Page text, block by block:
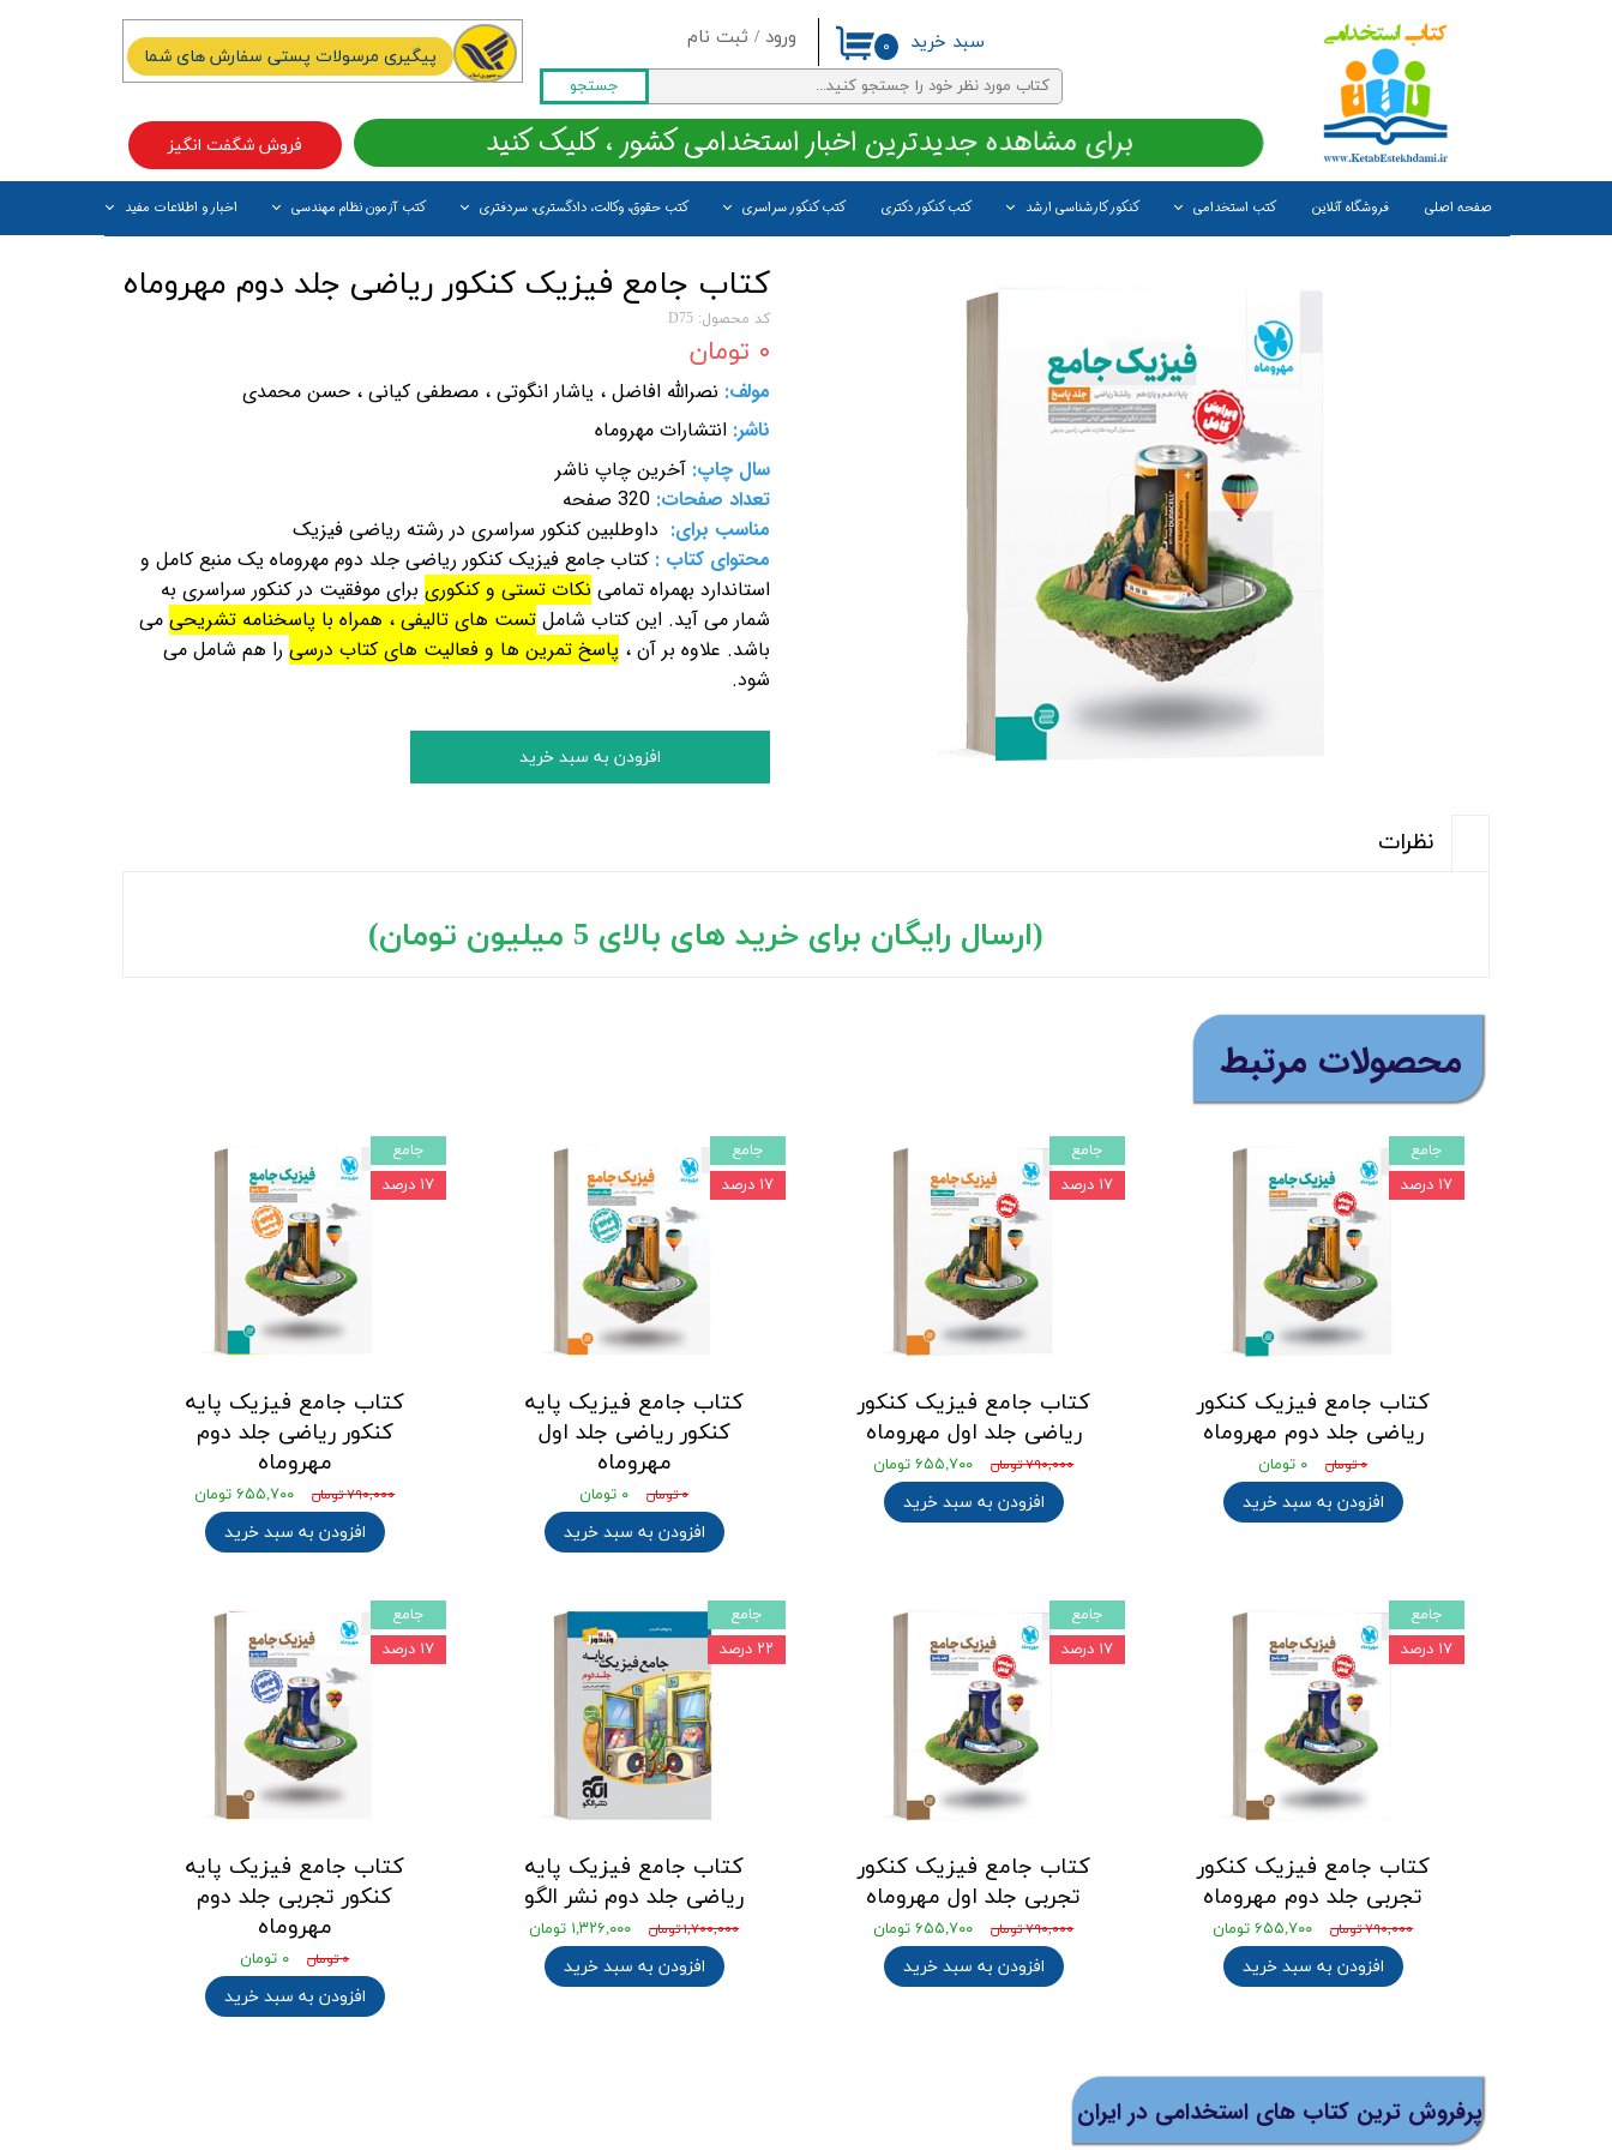
ورود / ثبت نام
حساب کاربری من
تغییر گذر واژه
سفارشات
خروج از حساب کاربری
جستجو
صفحه اصلی فروشگاه آنلاین کتب استخدامی کنکور کارشناسی ارشد کتب کنکور دکتری کتب کنکور سراسری کتب حقوق، وکالت، دادگستری، سردفتری کتب آزمون نظام مهندسی اخبار و اطلاعات مفید
۰ سبد خرید
فروش شگفت انگیز برای مشاهده جدیدترین اخبار استخدامی کشور ، کلیک کنید
پیگیری مرسولات پستی سفارش های شما
کتاب جامع فیزیک کنکور ریاضی جلد دوم مهروماه
کد محصول: D75
۰ تومان
مولف: نصرالله افاضل ، یاشار انگوتی ، مصطفی کیانی ، حسن محمدی
ناشر: انتشارات مهروماه
سال چاپ: آخرین چاپ ناشر
تعداد صفحات:
مناسب برای: داوطلبین کنکور سراسری در رشته ریاضی فیزیک
محتوای کتاب : کتاب جامع فیزیک کنکور ریاضی جلد دوم مهروماه یک منبع کامل و
استاندارد بهمراه تمامی نکات تستی و کنکوری برای موفقیت در کنکور سراسری به
شمار می آید. این کتاب شامل تست های تالیفی ، همراه با پاسخنامه تشریحی می
باشد. علاوه بر آن ، پاسخ تمرین ها و فعالیت های کتاب درسی را هم شامل می
شود.
افزودن به سبد خرید
نظرات
(ارسال رایگان برای خرید های بالای 5 میلیون تومان)
​محصولات مرتبط
کتاب جامع فیزیک کنکور
ریاضی جلد دوم مهروماه
۰ تومان ۰ تومان
افزودن به سبد خرید
جامع
۱۷ درصد
کتاب جامع فیزیک کنکور
ریاضی جلد اول مهروماه
۷۹۰,۰۰۰ تومان ۶۵۵,۷۰۰ تومان
افزودن به سبد خرید
جامع
۱۷ درصد
کتاب جامع فیزیک پایه
کنکور ریاضی جلد اول
مهروماه
۰ تومان ۰ تومان
افزودن به سبد خرید
جامع
۱۷ درصد
کتاب جامع فیزیک پایه
کنکور ریاضی جلد دوم
مهروماه
۷۹۰,۰۰۰ تومان ۶۵۵,۷۰۰ تومان
افزودن به سبد خرید
جامع
۱۷ درصد
کتاب جامع فیزیک کنکور
تجربی جلد دوم مهروماه
۷۹۰,۰۰۰ تومان ۶۵۵,۷۰۰ تومان
افزودن به سبد خرید
جامع
۱۷ درصد
کتاب جامع فیزیک کنکور
تجربی جلد اول مهروماه
۷۹۰,۰۰۰ تومان ۶۵۵,۷۰۰ تومان
افزودن به سبد خرید
جامع
۱۷ درصد
کتاب جامع فیزیک پایه
ریاضی جلد دوم نشر الگو
۱,۷۰۰,۰۰۰ تومان ۱,۳۲۶,۰۰۰ تومان
افزودن به سبد خرید
جامع
۲۲ درصد
کتاب جامع فیزیک پایه
کنکور تجربی جلد دوم
مهروماه
۰ تومان ۰ تومان
افزودن به سبد خرید
جامع
۱۷ درصد
پرفروش ترین کتاب های استخدامی در ایران